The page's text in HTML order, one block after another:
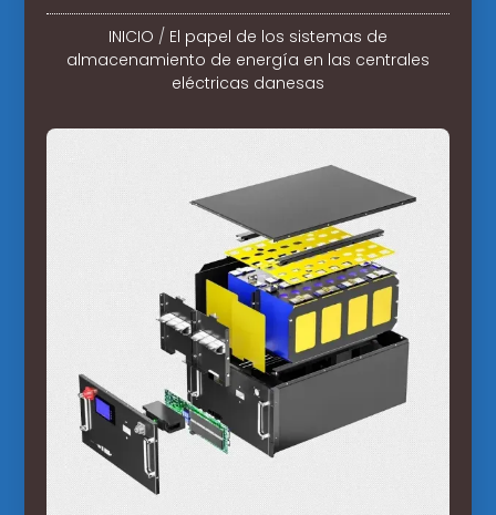
INICIO / El papel de los sistemas de
almacenamiento de energía en las centrales
eléctricas danesas